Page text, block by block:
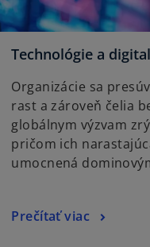
Technológie a
Organizácie sa
rast a zároveň čelia
globálnym výzvam
pričom ich
umocnená
Prečítať viac